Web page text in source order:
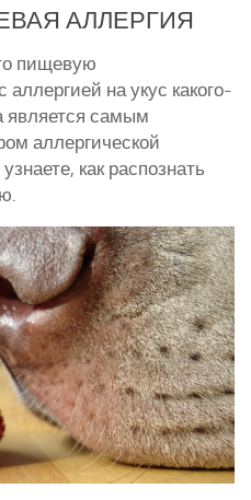
Яичные
кур
кур
и клетки
о курах
птицы
Гуси
Утки
АЛЛЕРГИЯ
пищевую
на укус какого-
является самым
аллергической
как распознать